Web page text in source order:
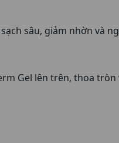
sâu, giảm nhờn và
Gel lên trên, thoa